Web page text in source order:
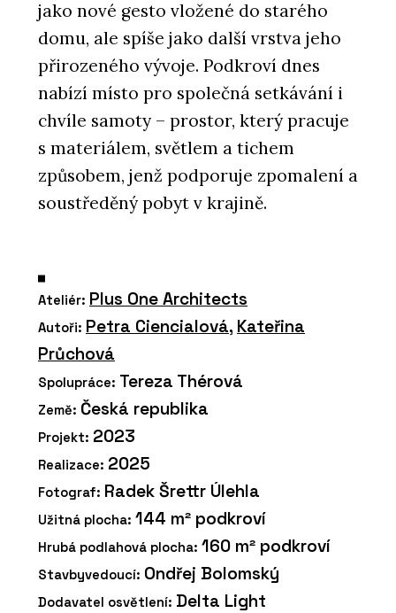
jako nové gesto vložené do starého
domu, ale spíše jako další vrstva jeho
přirozeného vývoje. Podkroví dnes
nabízí místo pro společná setkávání i
chvíle samoty – prostor, který pracuje
s materiálem, světlem a tichem
způsobem, jenž podporuje zpomalení a
soustředěný pobyt v krajině.
Ateliér: Plus One Architects
Autoři: Petra Ciencialová, Kateřina
Průchová
Spolupráce: Tereza Thérová
Země: Česká republika
Projekt: 2023
Realizace: 2025
Fotograf: Radek Šrettr Úlehla
Užitná plocha: 144 m² podkroví
Hrubá podlahová plocha: 160 m² podkroví
Stavbyvedoucí: Ondřej Bolomský
Dodavatel osvětlení: Delta Light